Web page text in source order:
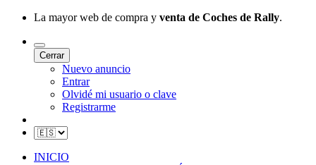
La mayor web de compra y venta de Coches de Rally.
Cerrar
Nuevo anuncio
Entrar
Olvidé mi usuario o clave
Registrarme
INICIO